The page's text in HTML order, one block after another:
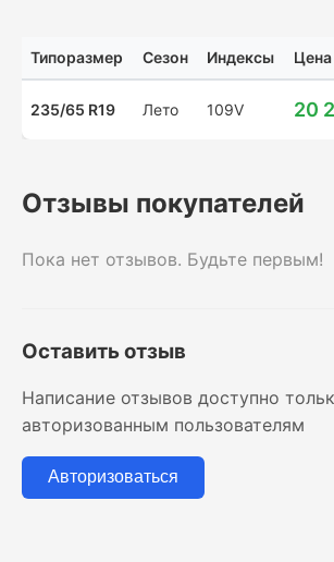
Типоразмер Сезон Индексы Цена
235/65 R19 Лето 109V 20
Отзывы покупателей
Пока нет отзывов. Будьте первым!
Оставить отзыв
Написание отзывов доступно
авторизованным пользователям
Авторизоваться